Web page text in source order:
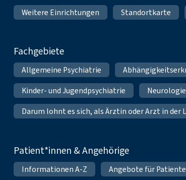
Weitere Einrichtungen
Standortkarte
Fachgebiete
Allgemeine Psychiatrie
Kinder- und Jugendpsychiatrie
Neurologie
Darum lohnt es sich, als Ärztin oder Arzt in der
Patient*innen & Angehörige
Informationen A-Z Angebote für